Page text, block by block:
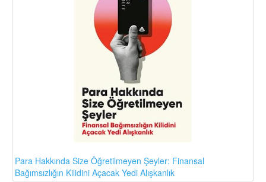
Para Hakkında Size Öğretilmeyen Şeyler: Finansal
Bağımsızlığın Kilidini Açacak Yedi Alışkanlık